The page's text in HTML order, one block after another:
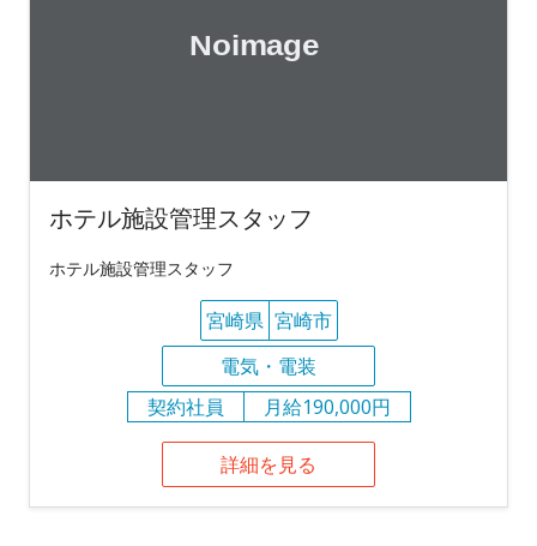
ホテル施設管理スタッフ
ホテル施設管理スタッフ
宮崎県 宮崎市
電気・電装
契約社員
月給190,000円
詳細を見る